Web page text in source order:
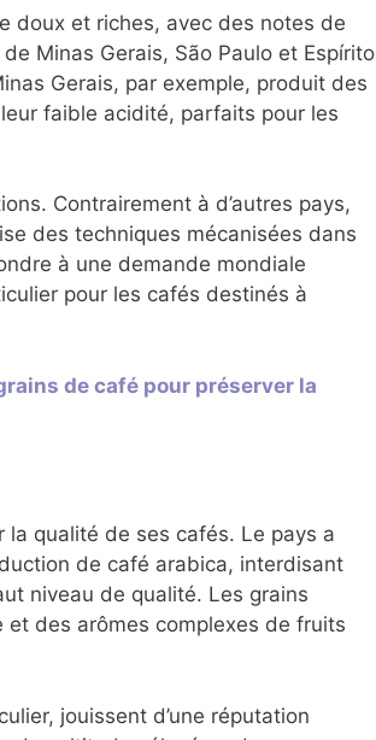
doux et riches, avec des notes de
Minas Gerais, São Paulo et Espírito
Gerais, par exemple, produit des
faible acidité, parfaits pour les
Contrairement à d’autres pays,
des techniques mécanisées dans
à une demande mondiale
pour les cafés destinés à
de café pour préserver la
la qualité de ses cafés. Le pays a
de café arabica, interdisant
niveau de qualité. Les grains
des arômes complexes de fruits
jouissent d’une réputation